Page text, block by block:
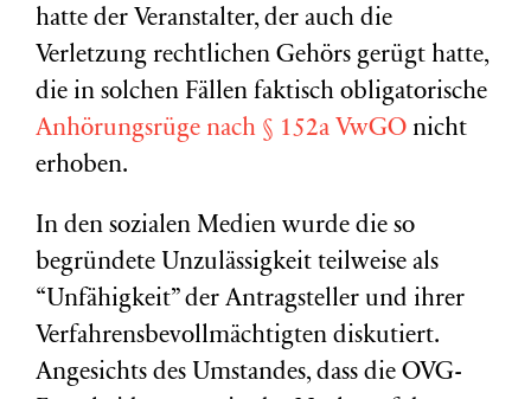
hatte der Veranstalter, der auch die
Verletzung rechtlichen Gehörs gerügt hatte,
die in solchen Fällen faktisch obligatorische
Anhörungsrüge nach § 152a VwGO nicht
erhoben.
In den sozialen Medien wurde die so
begründete Unzulässigkeit teilweise als
“Unfähigkeit” der Antragsteller und ihrer
Verfahrensbevollmächtigten diskutiert.
Angesichts des Umstandes, dass die OVG-